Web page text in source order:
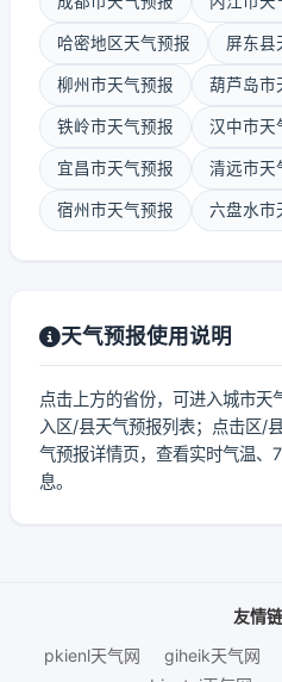
哈密地区天气预报 屏东县
柳州市天气预报 葫芦岛市
铁岭市天气预报 汉中市天
宜昌市天气预报 清远市天
宿州市天气预报 六盘水市
天气预报使用说明
点击上方的省份，可进入城市天
入区/县天气预报列表；点击区/
气预报详情页，查看实时气温、
息。
友情
pkienl天气网
giheik天气网